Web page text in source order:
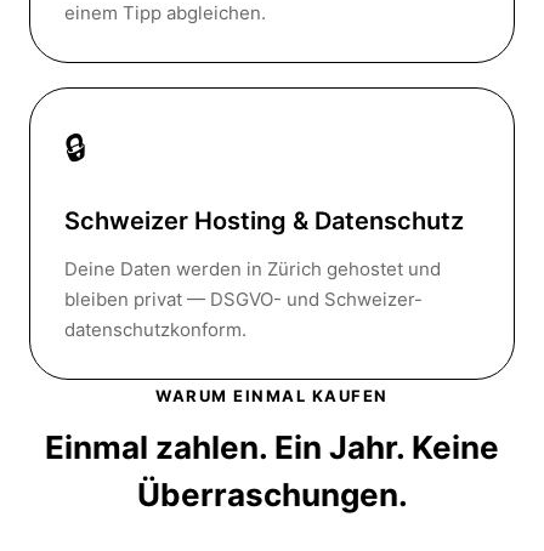
einem Tipp abgleichen.
🔒
Schweizer Hosting & Datenschutz
Deine Daten werden in Zürich gehostet und
bleiben privat — DSGVO- und Schweizer-
datenschutzkonform.
WARUM EINMAL KAUFEN
Einmal zahlen. Ein Jahr. Keine
Überraschungen.